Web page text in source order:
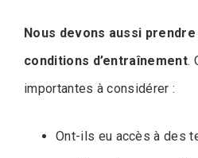
Nous devons aussi
conditions d’entraînement.
importantes à considérer :
Ont-ils eu accès à des